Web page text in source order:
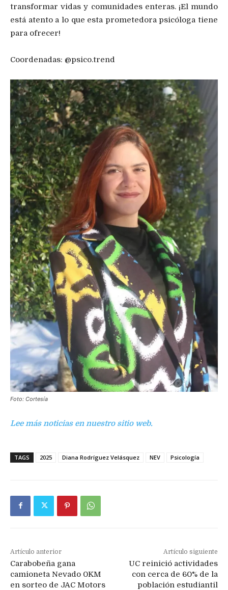
transformar vidas y comunidades enteras. ¡El mundo
está atento a lo que esta prometedora psicóloga tiene
para ofrecer!
Coordenadas: @psico.trend
Foto: Cortesía
Lee más noticias en nuestro sitio web.
TAGS 2025 Diana Rodríguez Velásquez NEV Psicología
Artículo anterior
Carabobeña gana
camioneta Nevado 0KM
en sorteo de JAC Motors
Artículo siguiente
UC reinició actividades
con cerca de 60% de la
población estudiantil